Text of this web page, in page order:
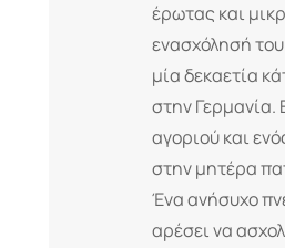
έρωτας και
ενασχόλησή
μία δεκαετία
στην Γερμανία.
αγοριού και
στην μητέρα
Ένα ανήσυχο
αρέσει να